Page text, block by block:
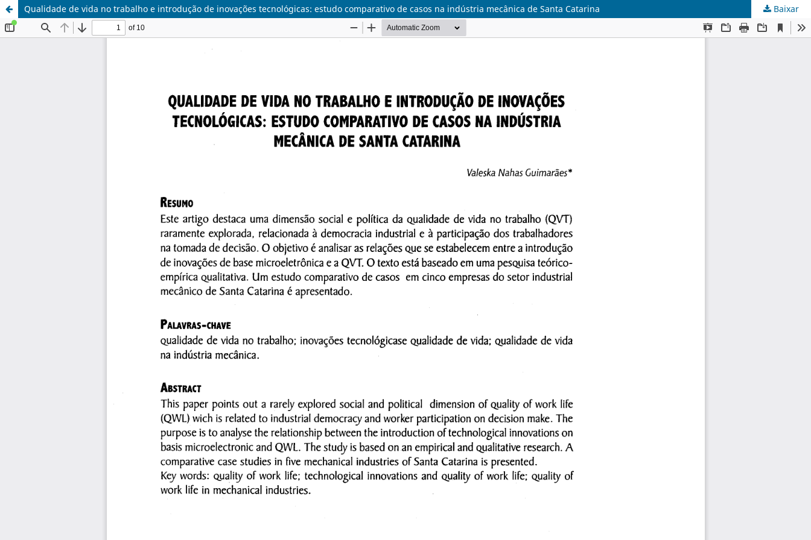
Qualidade de vida no trabalho e introdução de inovações tecnológicas: estudo comparativo de casos na indústria mecânica de Santa Catarina Baixar